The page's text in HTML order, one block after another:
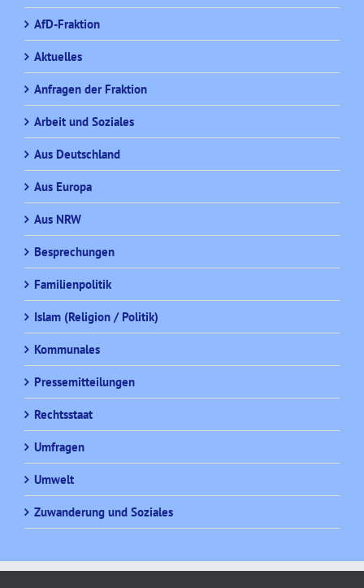
AfD-Fraktion
Aktuelles
Anfragen der Fraktion
Arbeit und Soziales
Aus Deutschland
Aus Europa
Aus NRW
Besprechungen
Familienpolitik
Islam (Religion / Politik)
Kommunales
Pressemitteilungen
Rechtsstaat
Umfragen
Umwelt
Zuwanderung und Soziales